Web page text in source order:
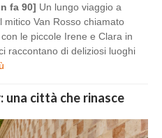
fa 90] Un lungo viaggio a
Van Rosso chiamato
le piccole Irene e Clara in
raccontano di deliziosi luoghi
una città che rinasce